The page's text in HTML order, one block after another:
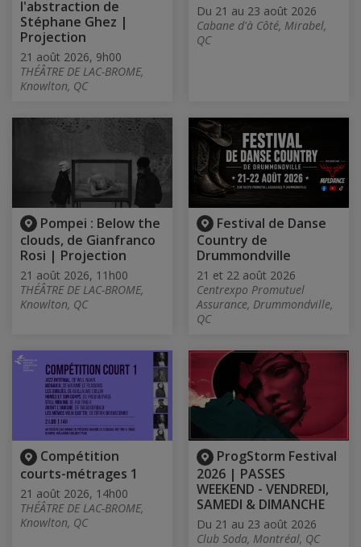
l'abstraction de
Stéphane Ghez |
Projection
21 août 2026, 9h00
THÉÂTRE DE LAC-BROME,
Knowlton, QC
Du 21 au 23 août 2026
Cabane d'à Côté, Mirabel,
QC
Pompei : Below the
clouds, de Gianfranco
Rosi | Projection
21 août 2026, 11h00
THÉÂTRE DE LAC-BROME,
Knowlton, QC
Festival de Danse
Country de
Drummondville
21 et 22 août 2026
Centrexpo Promutuel
Assurance, Drummondville,
QC
Compétition
courts-métrages 1
21 août 2026, 14h00
THÉÂTRE DE LAC-BROME,
Knowlton, QC
ProgStorm Festival
2026 | PASSES
WEEKEND - VENDREDI,
SAMEDI & DIMANCHE
Du 21 au 23 août 2026
Club Soda, Montréal, QC